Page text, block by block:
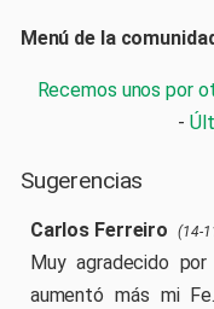
Menú de la
Recemos unos por
-
Sugerencias
Carlos Ferreiro (14-
Muy agradecido
aumentó más mi